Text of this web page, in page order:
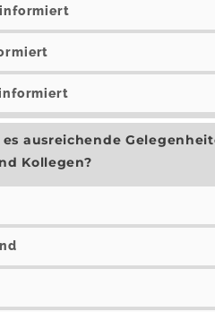
ausreichende
Kollegen?